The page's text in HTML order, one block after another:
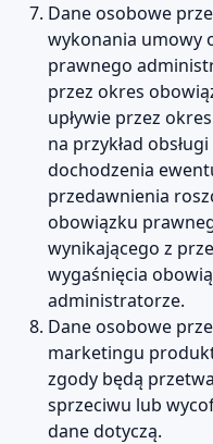
Dane osobowe
wykonania umowy
prawnego
przez okres
upływie przez
na przykład
dochodzenia
przedawnienia
obowiązku
wynikającego z
wygaśnięcia
administratorze.
Dane osobowe
marketingu
zgody będą
sprzeciwu lub
dane dotyczą.